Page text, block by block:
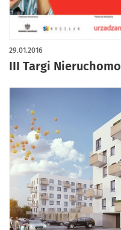
III Targi
29.01.2016